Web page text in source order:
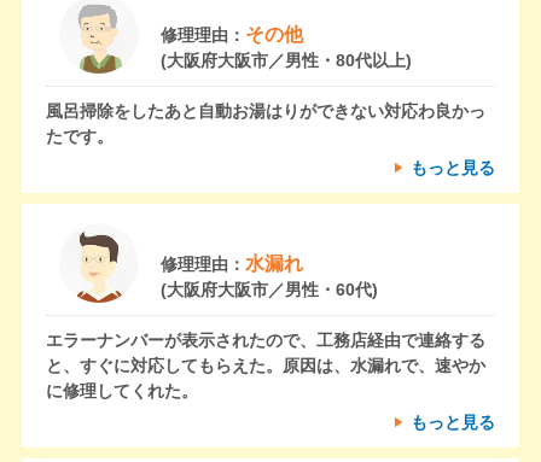
修理理由： その他
(大阪府大阪市／男性・80代以上)
風呂掃除をしたあと自動お湯はりができない対応わ良かっ
たです。
もっと見る
修理理由： 水漏れ
(大阪府大阪市／男性・60代)
エラーナンバーが表示されたので、工務店経由で連絡する
と、すぐに対応してもらえた。原因は、水漏れで、速やか
に修理してくれた。
もっと見る